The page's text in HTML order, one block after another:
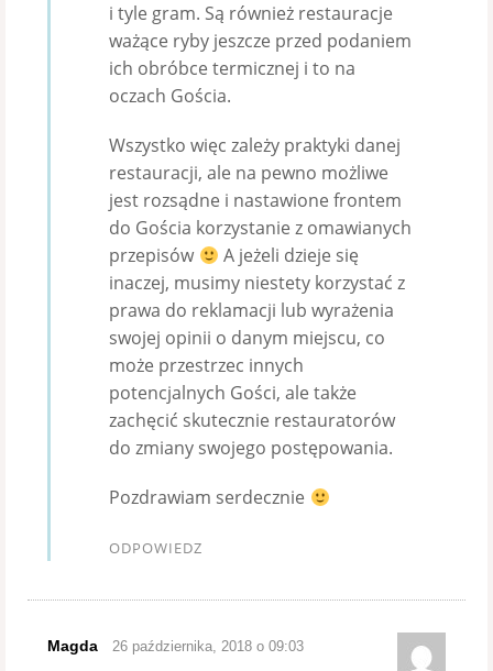
i tyle gram. Są również restauracje
ważące ryby jeszcze przed podaniem
ich obróbce termicznej i to na
oczach Gościa.
Wszystko więc zależy praktyki danej
restauracji, ale na pewno możliwe
jest rozsądne i nastawione frontem
do Gościa korzystanie z omawianych
przepisów
A jeżeli dzieje się
inaczej, musimy niestety korzystać z
prawa do reklamacji lub wyrażenia
swojej opinii o danym miejscu, co
może przestrzec innych
potencjalnych Gości, ale także
zachęcić skutecznie restauratorów
do zmiany swojego postępowania.
Pozdrawiam serdecznie
ODPOWIEDZ
Magda 26 października, 2018 o 09:03